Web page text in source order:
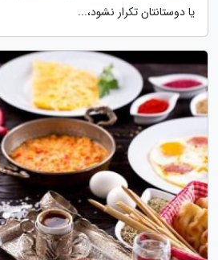
یا دوستانتان تکرار نشود،...